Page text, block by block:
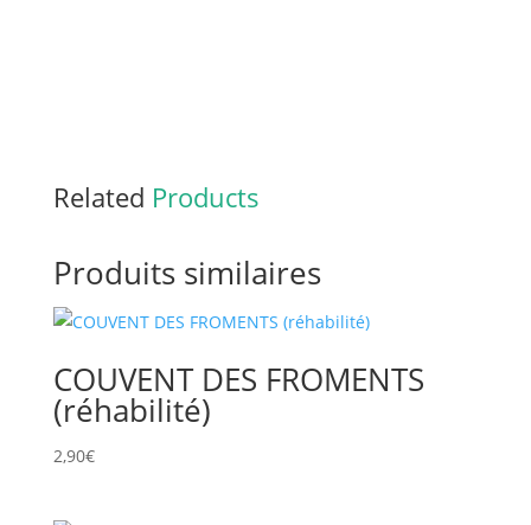
Related Products
Produits similaires
COUVENT DES FROMENTS
(réhabilité)
2,90€